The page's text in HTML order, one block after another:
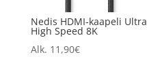
Nedis HDMI-kaapeli Ultra
High Speed 8K
Alk. 11,90€